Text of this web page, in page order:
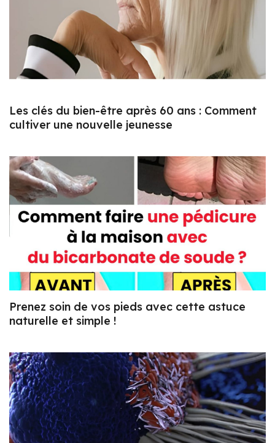
Les clés du bien-être après 60 ans : Comment
cultiver une nouvelle jeunesse
Prenez soin de vos pieds avec cette astuce
naturelle et simple !